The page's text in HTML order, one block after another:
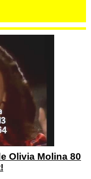
Olivia Molina 80